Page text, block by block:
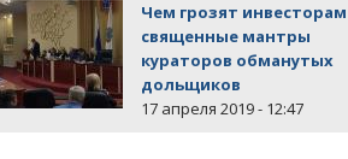
Чем грозят инвесторам
священные мантры
кураторов обманутых
дольщиков
17 апреля 2019 - 12:47